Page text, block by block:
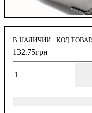
В НАЛИЧИИ
132.75грн